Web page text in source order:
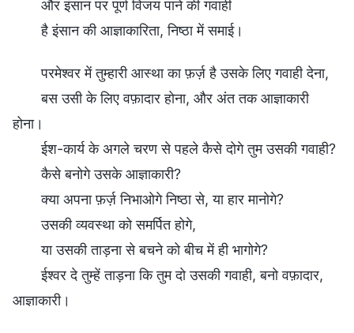
और इंसान पर पूर्ण विजय पाने की गवाही
है इंसान की आज्ञाकारिता, निष्ठा में समाई।
परमेश्वर में तुम्हारी आस्था का फ़र्ज़ है उसके लिए गवाही देना,
बस उसी के लिए वफ़ादार होना, और अंत तक आज्ञाकारी
होना।
ईश-कार्य के अगले चरण से पहले कैसे दोगे तुम उसकी गवाही?
कैसे बनोगे उसके आज्ञाकारी?
क्या अपना फ़र्ज़ निभाओगे निष्ठा से, या हार मानोगे?
उसकी व्यवस्था को समर्पित होगे,
या उसकी ताड़ना से बचने को बीच में ही भागोगे?
ईश्वर दे तुम्हें ताड़ना कि तुम दो उसकी गवाही, बनो वफ़ादार,
आज्ञाकारी।